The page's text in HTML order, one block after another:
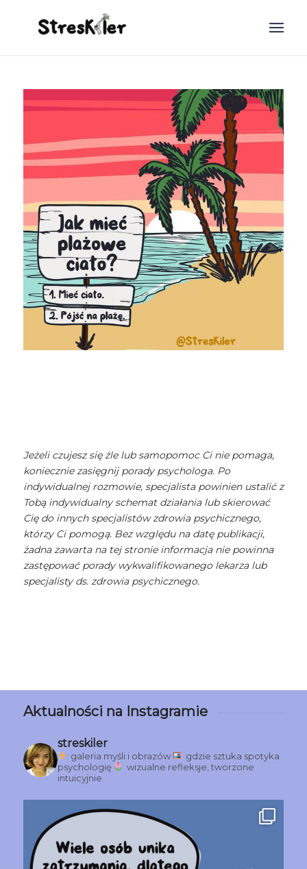
Jeżeli czujesz się źle lub samopomoc Ci nie pomaga,
koniecznie zasięgnij porady psychologa. Po
indywidualnej rozmowie, specjalista powinien ustalić z
Tobą indywidualny schemat działania lub skierować
Cię do innych specjalistów zdrowia psychicznego,
którzy Ci pomogą. Bez względu na datę publikacji,
żadna zawarta na tej stronie informacja nie powinna
zastępować porady wykwalifikowanego lekarza lub
specjalisty ds. zdrowia psychicznego.
Aktualności na Instagramie
streskiler
galeria myśli i obrazów
gdzie sztuka spotyka
psychologię
wizualne refleksje, tworzone
intuicyjnie